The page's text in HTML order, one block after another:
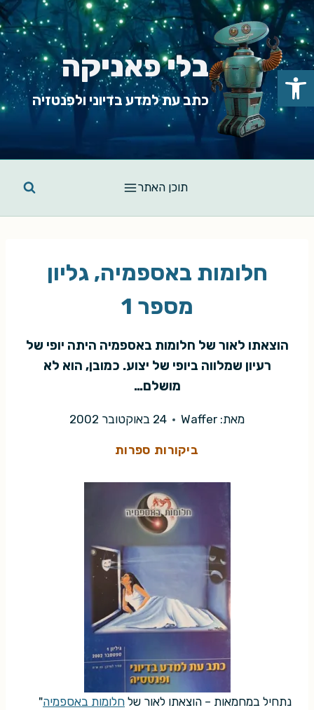
Skip
to
content
בלי פאניקה
כתב עת למדע בדיוני ולפנטזיה
תוכן האתר
חלומות באספמיה, גליון
מספר 1
הוצאתו לאור של חלומות באספמיה היתה יופי של
רעיון שמלווה ביופי של יצוע. כמובן, הוא לא
מושלם…
מאת: Waffer 24 באוקטובר 2002
ביקורות ספרות
נתחיל במחמאות – הוצאתו לאור של חלומות באספמיה"
פתח סרגל נגישות